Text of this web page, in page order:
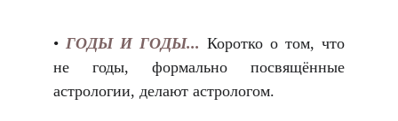
• ГОДЫ И ГОДЫ... Коротко о том, что
не годы, формально посвящённые
астрологии, делают астрологом.